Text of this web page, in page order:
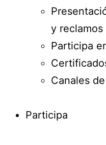
y reclamos
Participa
Canales
Participa